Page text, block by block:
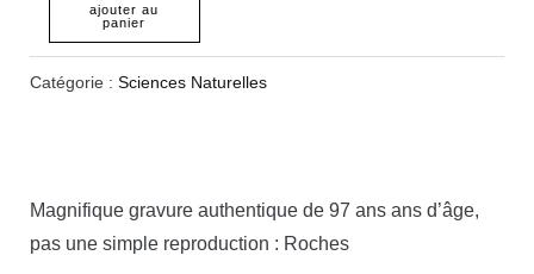
ajouter au
panier
Catégorie : Sciences Naturelles
Magnifique gravure authentique de 97 ans ans d’âge,
pas une simple reproduction : Roches